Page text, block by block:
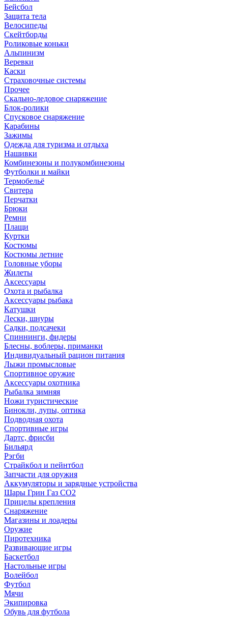
Бейсбол
Защита тела
Велосипеды
Скейтборды
Роликовые коньки
Альпинизм
Веревки
Каски
Страховочные системы
Прочее
Скально-ледовое снаряжение
Блок-ролики
Спусковое снаряжение
Карабины
Зажимы
Одежда для туризма и отдыха
Нашивки
Комбинезоны и полукомбинезоны
Футболки и майки
Термобельё
Свитера
Перчатки
Брюки
Ремни
Плащи
Куртки
Костюмы
Костюмы летние
Головные уборы
Жилеты
Аксессуары
Охота и рыбалка
Аксессуары рыбака
Катушки
Лески, шнуры
Садки, подсачеки
Спиннинги, фидеры
Блесны, воблеры, приманки
Индивидуальный рацион питания
Лыжи промысловые
Спортивное оружие
Аксессуары охотника
Рыбалка зимняя
Ножи туристические
Бинокли, лупы, оптика
Подводная охота
Спортивные игры
Дартс, фрисби
Бильярд
Рэгби
Страйкбол и пейнтбол
Запчасти для оружия
Аккумуляторы и зарядные устройства
Шары Грин Газ СО2
Прицелы крепления
Снаряжение
Магазины и лоадеры
Оружие
Пиротехника
Развивающие игры
Баскетбол
Настольные игры
Волейбол
Футбол
Мячи
Экипировка
Обувь для футбола